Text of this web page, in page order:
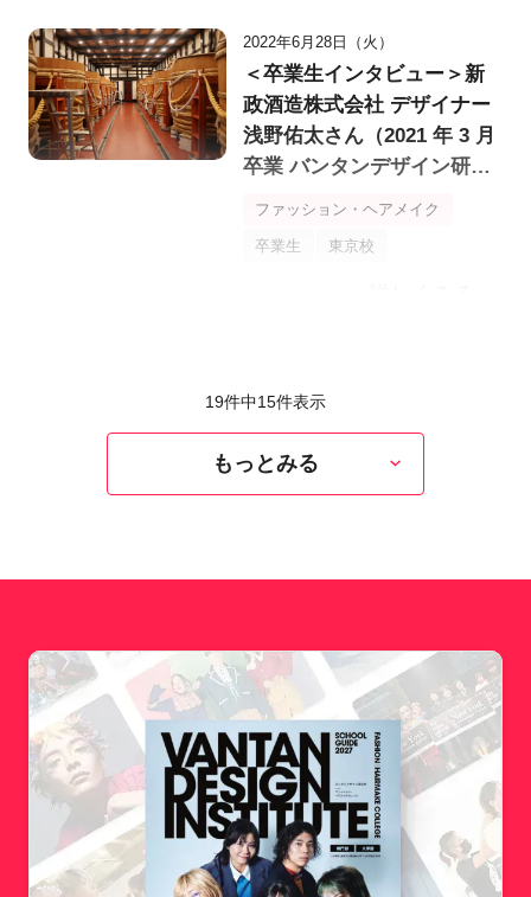
2022年6月28日（火）
＜卒業生インタビュー＞新
政酒造株式会社 デザイナー
浅野佑太さん（2021 年 3 月
卒業 バンタンデザイン研究
究所】
ファッション・ヘアメイク
卒業生 東京校
19件中15件表示
もっとみる